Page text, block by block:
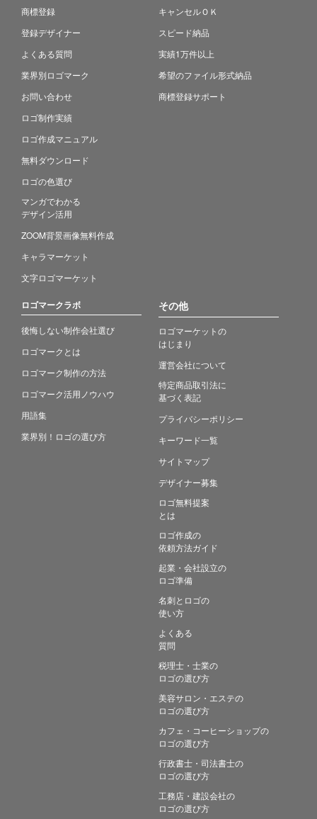
商標登録
登録デザイナー
よくある質問
業界別ロゴマーク
お問い合わせ
ロゴ制作実績
ロゴ作成マニュアル
無料ダウンロード
ロゴの色選び
マンガでわかる
デザイン活用
ZOOM背景画像無料作成
キャラマーケット
文字ロゴマーケット
キャンセルＯＫ
スピード納品
実績1万件以上
希望のファイル形式納品
商標登録サポート
ロゴマークラボ
後悔しない制作会社選び
ロゴマークとは
ロゴマーク制作の方法
ロゴマーク活用ノウハウ
用語集
業界別！ロゴの選び方
その他
ロゴマーケットの
はじまり
運営会社について
特定商品取引法に
基づく表記
プライバシーポリシー
キーワード一覧
サイトマップ
デザイナー募集
ロゴ無料提案
とは
ロゴ作成の
依頼方法ガイド
起業・会社設立の
ロゴ準備
名刺とロゴの
使い方
よくある
質問
税理士・士業の
ロゴの選び方
美容サロン・エステの
ロゴの選び方
カフェ・コーヒーショップの
ロゴの選び方
行政書士・司法書士の
ロゴの選び方
工務店・建設会社の
ロゴの選び方